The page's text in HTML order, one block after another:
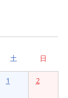
土 日
1 2